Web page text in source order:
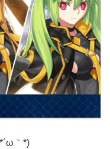
｀*)